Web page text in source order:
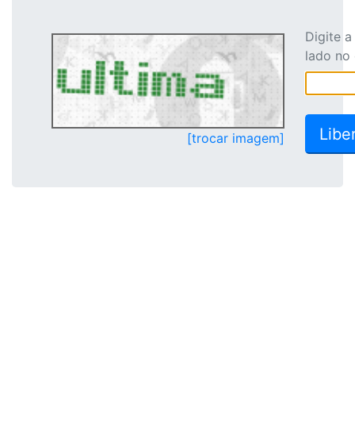
[trocar imagem]
Digite
lado no